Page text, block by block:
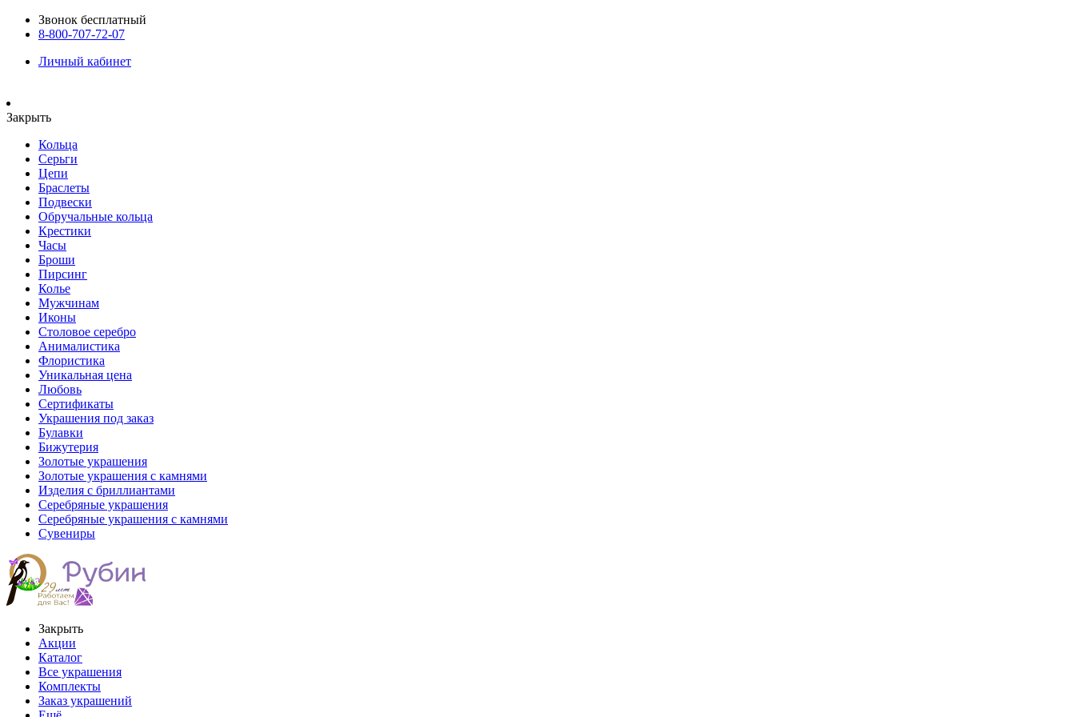
Звонок бесплатный
8-800-707-72-07
Личный кабинет
Закрыть
Кольца
Серьги
Цепи
Браслеты
Подвески
Обручальные кольца
Крестики
Часы
Броши
Пирсинг
Колье
Мужчинам
Иконы
Столовое серебро
Анималистика
Флористика
Уникальная цена
Любовь
Сертификаты
Украшения под заказ
Булавки
Бижутерия
Золотые украшения
Золотые украшения с камнями
Изделия с бриллиантами
Серебряные украшения
Серебряные украшения с камнями
Сувениры
Закрыть
Акции
Каталог
Все украшения
Комплекты
Заказ украшений